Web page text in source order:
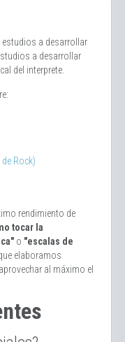
a desarrollar
a desarrollar
del interprete.
Rock)
rendimiento de
tocar la
o "escalas de
elaboramos
al máximo el